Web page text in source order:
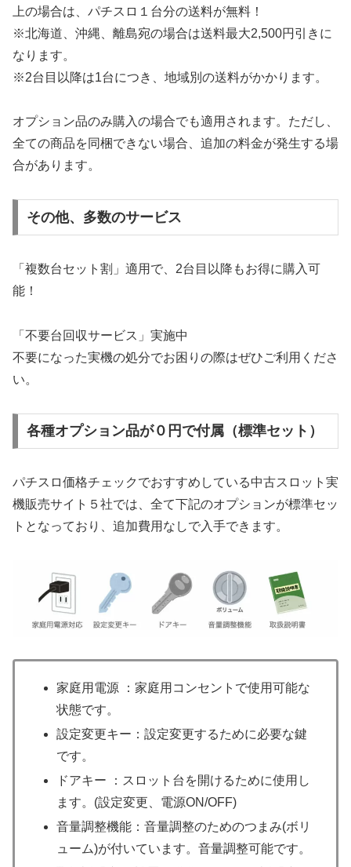
上の場合は、パチスロ１台分の送料が無料！
※北海道、沖縄、離島宛の場合は送料最大2,500円引きに
なります。
※2台目以降は1台につき、地域別の送料がかかります。
オプション品のみ購入の場合でも適用されます。ただし、
全ての商品を同梱できない場合、追加の料金が発生する場
合があります。
その他、多数のサービス
「複数台セット割」適用で、2台目以降もお得に購入可
能！
「不要台回収サービス」実施中
不要になった実機の処分でお困りの際はぜひご利用くださ
い。
各種オプション品が０円で付属（標準セット）
パチスロ価格チェックでおすすめしている中古スロット実
機販売サイト５社では、全て下記のオプションが標準セッ
トとなっており、追加費用なしで入手できます。
家庭用電源 ：家庭用コンセントで使用可能な
状態です。
設定変更キー：設定変更するために必要な鍵
です。
ドアキー ：スロット台を開けるために使用し
ます。(設定変更、電源ON/OFF)
音量調整機能：音量調整のためのつまみ(ボリ
ューム)が付いています。音量調整可能です。